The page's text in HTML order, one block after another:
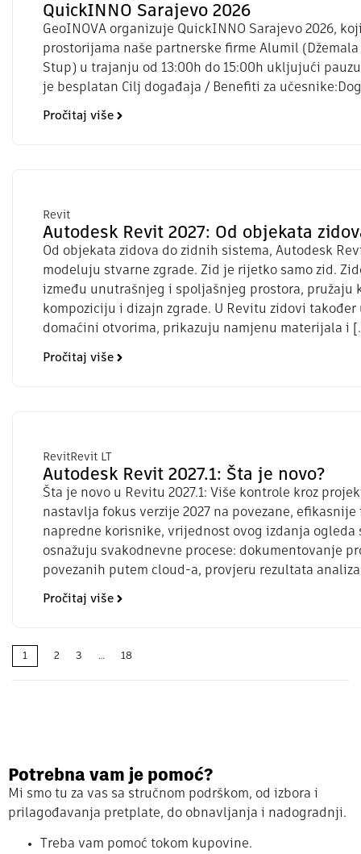
QuickINNO Sarajevo 2026
GeoINOVA organizuje QuickINNO Sarajevo 2026,
prostorijama naše partnerske firme Alumil
Stup) u trajanju od 13:00h do 15:00h ukljujući
je besplatan Cilj događaja / Benefiti za
Pročitaj više
Revit
Autodesk Revit 2027: Od objekata
Od objekata zidova do zidnih sistema, Autodesk
modeluju stvarne zgrade. Zid je rijetko samo zid.
između unutrašnjeg i spoljašnjeg prostora,
kompoziciju i dizajn zgrade. U Revitu zidovi
domaćini otvorima, prikazuju namjenu materijala i
Pročitaj više
RevitRevit LT
Autodesk Revit 2027.1: Šta je novo?
Šta je novo u Revitu 2027.1: Više kontrole kroz
nastavlja fokus verzije 2027 na povezane,
napredne korisnike, vrijednost ovog izdanja ogleda
osnažuju svakodnevne procese: dokumentovanje
povezanih putem cloud-a, provjeru rezultata
Pročitaj više
1 2 3 … 18
Potrebna vam je pomoć?
Mi smo tu za vas sa stručnom podrškom, od izbora i
prilagođavanja pretplate, do obnavljanja i nadogradnji.
Treba vam pomoć tokom kupovine.